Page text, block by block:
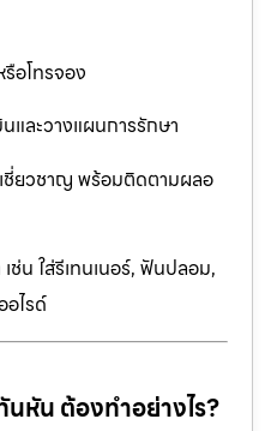
อโทรจอง
และวางแผนการรักษา
ชี่ยวชาญ พร้อมติดตามผลอ
ช่น ใส่รีเทนเนอร์, ฟันปลอม,
ไรด์
หัน ต้องทำอย่างไร?